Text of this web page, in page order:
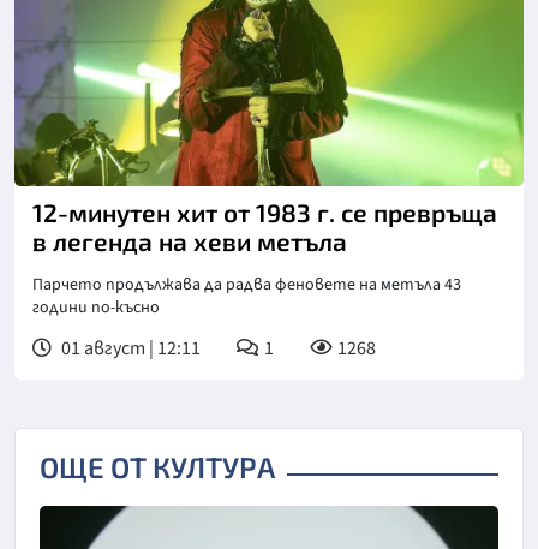
12-минутен хит от 1983 г. се превръща
в легенда на хеви метъла
Парчето продължава да радва феновете на метъла 43
години по-късно
01 август | 12:11 1 1268
ОЩЕ ОТ КУЛТУРА